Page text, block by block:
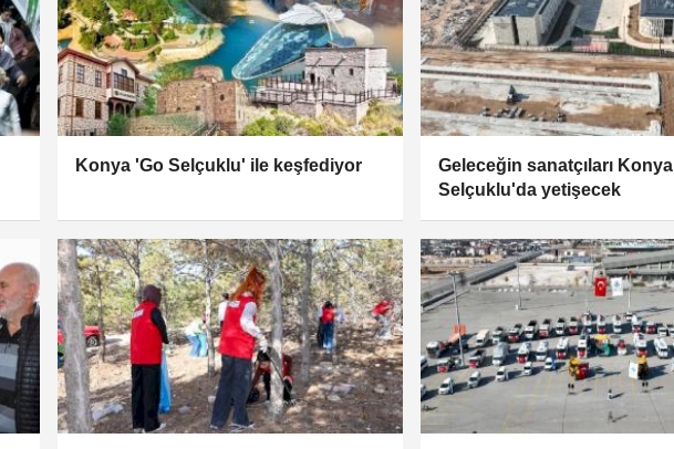
Konya 'Go Selçuklu' ile keşfediyor
Geleceğin sanatçıları Konya
Selçuklu'da yetişecek